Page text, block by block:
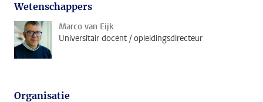
Wetenschappers
Marco van Eijk
Universitair docent / opleidingsdirecteur
Organisatie